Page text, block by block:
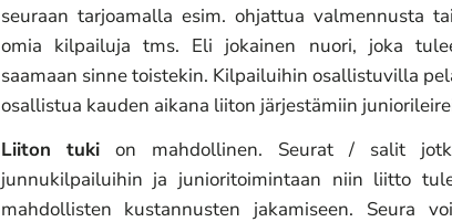
seuraan tarjoamalla esim. ohjattua valmennusta
omia kilpailuja tms. Eli jokainen nuori, joka
saamaan sinne toistekin. Kilpailuihin osallistuvilla
osallistua kauden aikana liiton järjestämiin
Liiton tuki on mahdollinen. Seurat / salit
junnukilpailuihin ja junioritoimintaan niin liitto
mahdollisten kustannusten jakamiseen. Seura